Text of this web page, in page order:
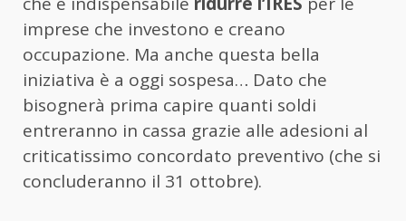
imprese che investono e creano
occupazione. Ma anche questa bella
iniziativa è a oggi sospesa… Dato che
bisognerà prima capire quanti soldi
entreranno in cassa grazie alle adesioni al
criticatissimo concordato preventivo (che si
concluderanno il 31 ottobre).